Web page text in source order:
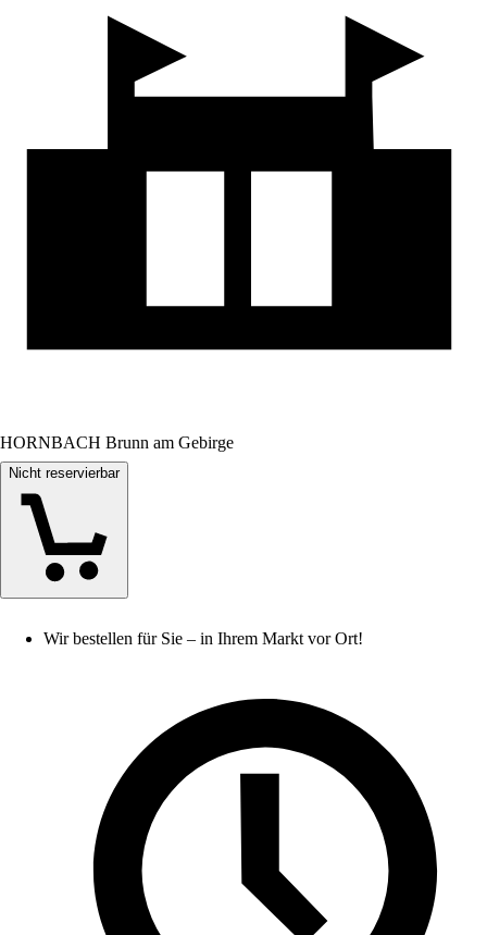
HORNBACH Brunn am Gebirge
Nicht reservierbar
Wir bestellen für Sie – in Ihrem Markt vor Ort!